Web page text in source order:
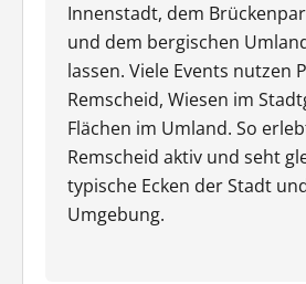
Innenstadt, dem
und dem bergischen
lassen. Viele Events nutzen
Remscheid, Wiesen im
Flächen im Umland. So
Remscheid aktiv und seht
typische Ecken der Stadt
Umgebung.